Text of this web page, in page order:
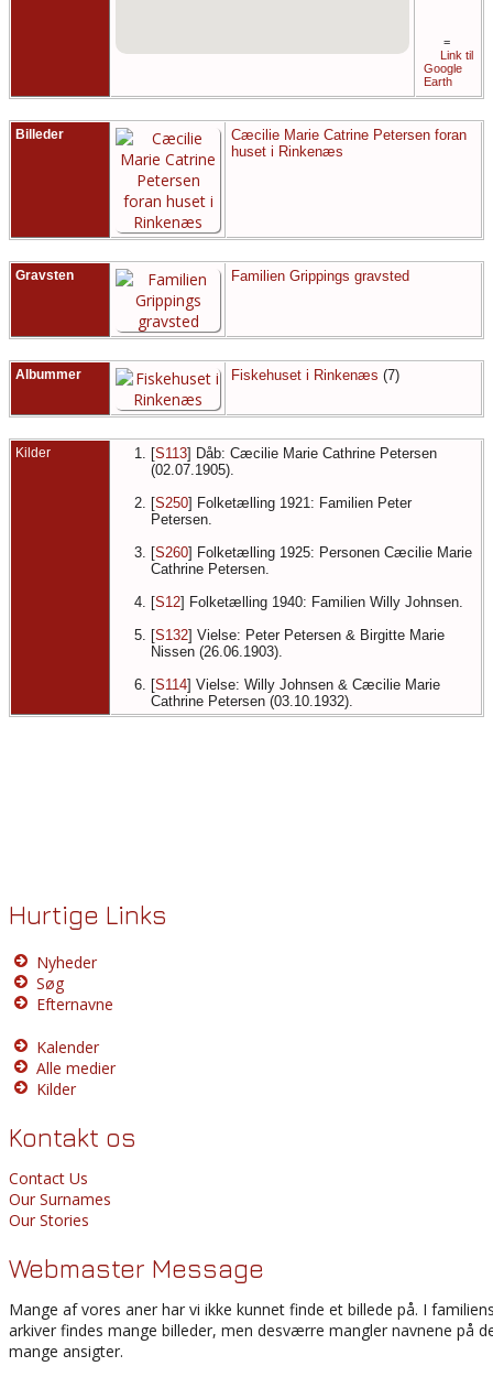
=
Link til
Google
Earth
Billeder
Cæcilie Marie Catrine Petersen foran
huset i Rinkenæs
Gravsten Familien Grippings gravsted
Albummer Fiskehuset i Rinkenæs (7)
Kilder [S113] Dåb: Cæcilie Marie Cathrine Petersen
(02.07.1905).
[S250] Folketælling 1921: Familien Peter
Petersen.
[S260] Folketælling 1925: Personen Cæcilie Marie
Cathrine Petersen.
[S12] Folketælling 1940: Familien Willy Johnsen.
[S132] Vielse: Peter Petersen & Birgitte Marie
Nissen (26.06.1903).
[S114] Vielse: Willy Johnsen & Cæcilie Marie
Cathrine Petersen (03.10.1932).
Hurtige Links
Nyheder
Søg
Efternavne
Kalender
Alle medier
Kilder
Kontakt os
Contact Us
Our Surnames
Our Stories
Webmaster Message
Mange af vores aner har vi ikke kunnet finde et billede på. I
arkiver findes mange billeder, men desværre mangler navnene på
mange ansigter.